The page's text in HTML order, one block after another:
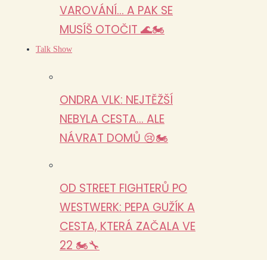
VAROVÁNÍ… A PAK SE
MUSÍŠ OTOČIT 🌊🏍️
Talk Show
ONDRA VLK: NEJTĚŽŠÍ
NEBYLA CESTA… ALE
NÁVRAT DOMŮ 😢🏍️
OD STREET FIGHTERŮ PO
WESTWERK: PEPA GUŽÍK A
CESTA, KTERÁ ZAČALA VE
22 🏍️🔧